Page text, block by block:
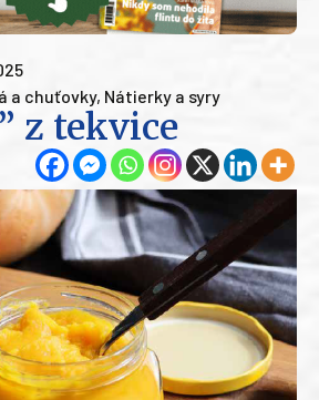
a chuťovky, Nátierky a syry
z tekvice